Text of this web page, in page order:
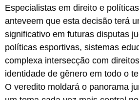
Especialistas em direito e
anteveem que esta decisão terá
significativo em futuras disputas
políticas esportivas, sistemas
complexa intersecção com
identidade de gênero em todo o
O veredito moldará o panorama